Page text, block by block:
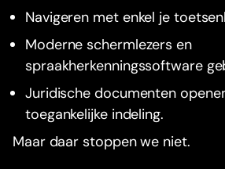
Navigeren met enkel je
Moderne schermlezers en
spraakherkenningssoftware
Juridische documenten
toegankelijke indeling.
Maar daar stoppen we niet.